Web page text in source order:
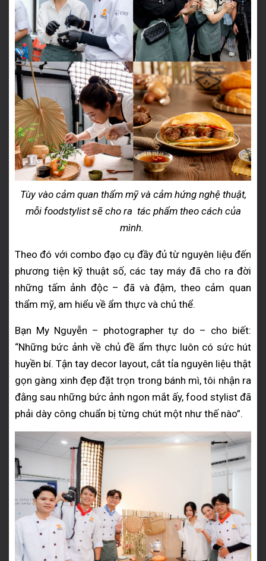
Tùy vào cảm quan thẩm mỹ và cảm hứng nghệ thuật,
mỗi foodstylist sẽ cho ra tác phẩm theo cách của
mình.
Theo đó với combo đạo cụ đầy đủ từ nguyên liệu đến
phương tiện kỹ thuật số, các tay máy đã cho ra đời
những tấm ảnh độc – đã và đậm, theo cảm quan
thẩm mỹ, am hiểu về ẩm thực và chủ thể.
Bạn My Nguyễn – photographer tự do – cho biết:
“Những bức ảnh về chủ đề ẩm thực luôn có sức hút
huyền bí. Tận tay decor layout, cắt tỉa nguyên liệu thật
gọn gàng xinh đẹp đặt trọn trong bánh mì, tôi nhận ra
đằng sau những bức ảnh ngon mắt ấy, food stylist đã
phải dày công chuẩn bị từng chút một như thế nào”.